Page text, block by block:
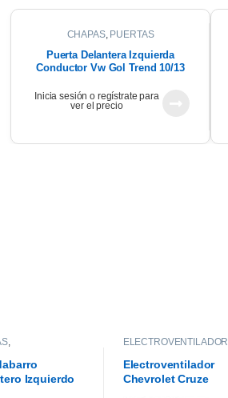
CHAPAS, PUERTAS
Puerta Delantera Izquierda
Conductor Vw Gol Trend 10/13
Inicia sesión o regístrate para
ver el precio
,
Izquierdo
ELECTROVENTILADOR
Electroventilador
Chevrolet Cruze